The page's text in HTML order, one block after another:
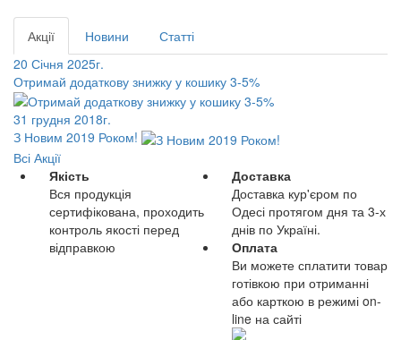
Акції Новини
Статті
20 Січня 2025г.
Отримай додаткову знижку у кошику 3-5%
31 грудня 2018г.
З Новим 2019 Роком!
Всі Акції
Якість
Вся продукція
сертифікована, проходить
контроль якості перед
відправкою
Доставка
Доставка кур'єром по
Одесі протягом дня та 3-х
днів по Україні.
Оплата
Ви можете сплатити товар
готівкою при отриманні
або карткою в режимі on-
line на сайті